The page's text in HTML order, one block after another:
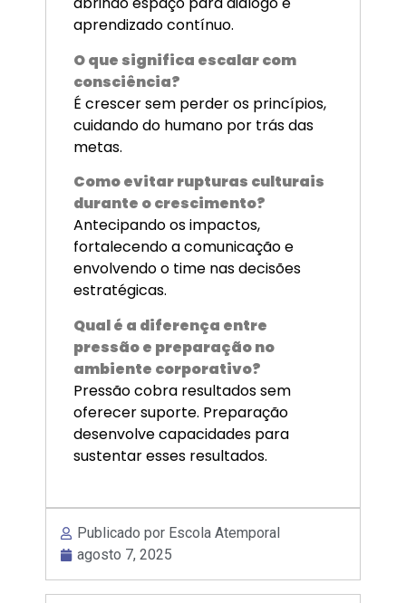
aprendizado contínuo.
O que significa escalar com
consciência?
É crescer sem perder os princípios,
cuidando do humano por trás das
metas.
Como evitar rupturas culturais
durante o crescimento?
Antecipando os impactos,
fortalecendo a comunicação e
envolvendo o time nas decisões
estratégicas.
Qual é a diferença entre
pressão e preparação no
ambiente corporativo?
Pressão cobra resultados sem
oferecer suporte. Preparação
desenvolve capacidades para
sustentar esses resultados.
Publicado por Escola Atemporal
agosto 7, 2025